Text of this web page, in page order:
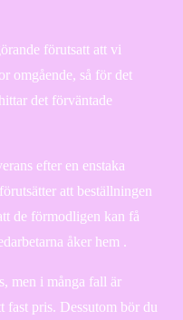
förutsatt att vi
omgående, så för det
det förväntade
efter en enstaka
att beställningen
de förmodligen kan få
åker hem .
men i många fall är
fast pris. Dessutom bör du